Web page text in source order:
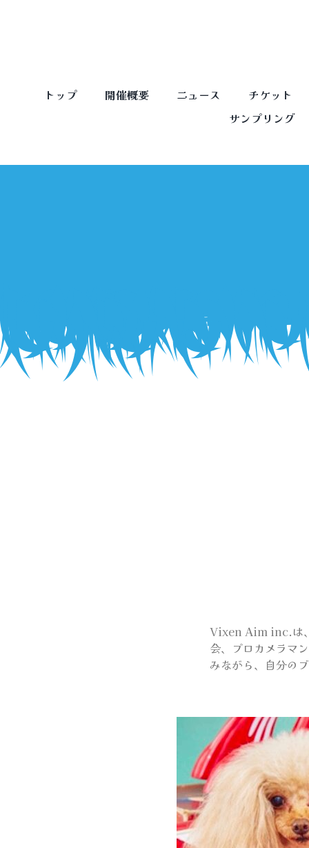
トップ 開催概要 ニュース
チケット
サンプリング
Vixen Aim inc.は
会、プロカメラマ
みながら、自分の